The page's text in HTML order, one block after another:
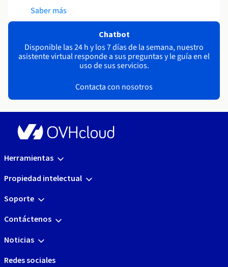
Saber más
Chatbot
Disponible las 24 h y los 7 días de la semana, nuestro
asistente virtual responde a sus preguntas y le guía en el
uso de sus servicios.
Contacta con nosotros
Herramientas
Propiedad intelectual
Soporte
Contáctenos
Noticias
Redes sociales